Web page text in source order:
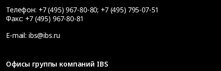
Телефон: +7 (495) 967-80-80; +7 (495) 795-07-51
Факс: +7 (495) 967-80-81
E-mail: ibs@ibs.ru
Офисы группы компаний IBS